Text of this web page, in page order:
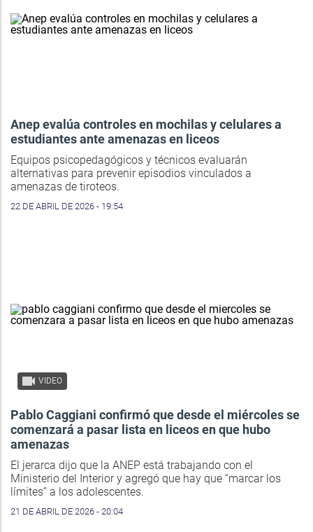
Anep evalúa controles en mochilas y celulares a
estudiantes ante amenazas en liceos
Equipos psicopedagógicos y técnicos evaluarán
alternativas para prevenir episodios vinculados a
amenazas de tiroteos.
22 DE ABRIL DE 2026 - 19:54
VIDEO
Pablo Caggiani confirmó que desde el miércoles se
comenzará a pasar lista en liceos en que hubo
amenazas
El jerarca dijo que la ANEP está trabajando con el
Ministerio del Interior y agregó que hay que “marcar los
límites” a los adolescentes.
21 DE ABRIL DE 2026 - 20:04